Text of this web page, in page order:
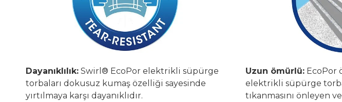
Dayanıklılık: Swirl® EcoPor elektrikli süpürge
torbaları dokusuz kumaş özelliği sayesinde
yırtılmaya karşı dayanıklıdır.
Uzun ömürlü: EcoPor
elektrikli süpürge
tıkanmasını önleyen